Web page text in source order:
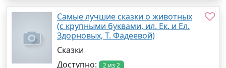
Самые лучшие сказки о животных
(с крупными буквами, ил. Ек. и Ел.
Здорновых, Т. Фадеевой)
Сказки
Доступно:
2 из 2